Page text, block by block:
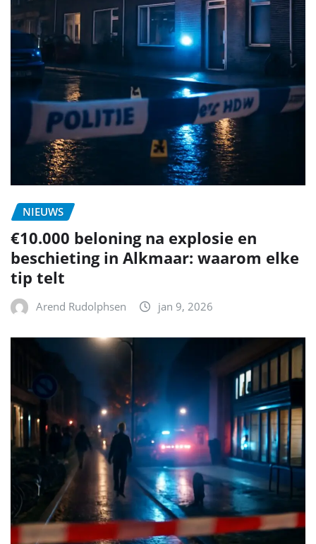
NIEUWS
€10.000 beloning na explosie en
beschieting in Alkmaar: waarom elke
tip telt
Arend Rudolphsen jan 9, 2026